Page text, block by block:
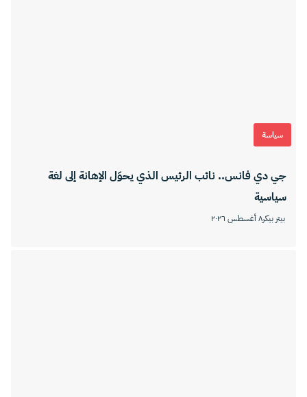
سياسة
جي دي فانس.. نائب الرئيس الذي يحوّل الإهانة إلى لغة
سياسية
بيتر بيكر٨ أغسطس ٢٠٢٦